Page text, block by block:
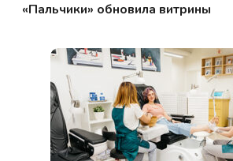
«Пальчики» обновила витрины